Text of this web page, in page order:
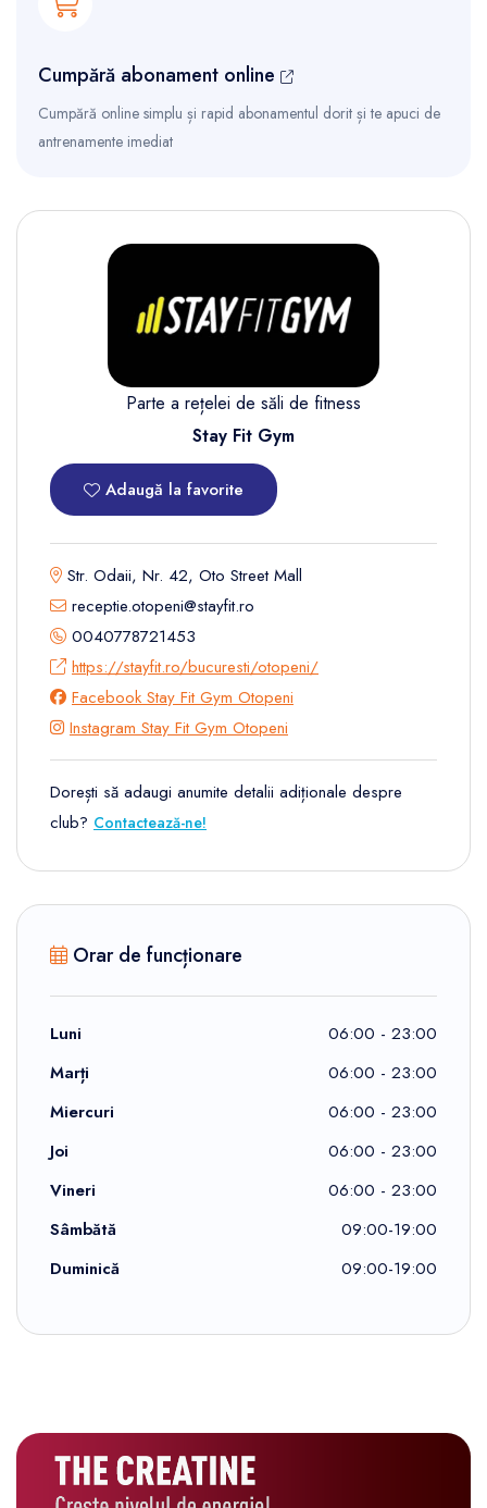
Cumpără abonament online
Cumpără online simplu și rapid abonamentul dorit și te apuci de
antrenamente imediat
Parte a rețelei de săli de fitness
Stay Fit Gym
Adaugă la favorite
Str. Odaii, Nr. 42, Oto Street Mall
receptie.otopeni@stayfit.ro
0040778721453
https://stayfit.ro/bucuresti/otopeni/
Facebook Stay Fit Gym Otopeni
Instagram Stay Fit Gym Otopeni
Dorești să adaugi anumite detalii adiționale despre
club? Contactează-ne!
Orar de funcționare
Luni
06:00 - 23:00
Marți
06:00 - 23:00
Miercuri
06:00 - 23:00
Joi
06:00 - 23:00
Vineri
06:00 - 23:00
Sâmbătă
09:00-19:00
Duminică
09:00-19:00